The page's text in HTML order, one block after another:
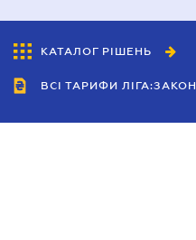
КАТАЛОГ РІШЕНЬ
ВСІ ТАРИФИ ЛІГА:ЗАКОН